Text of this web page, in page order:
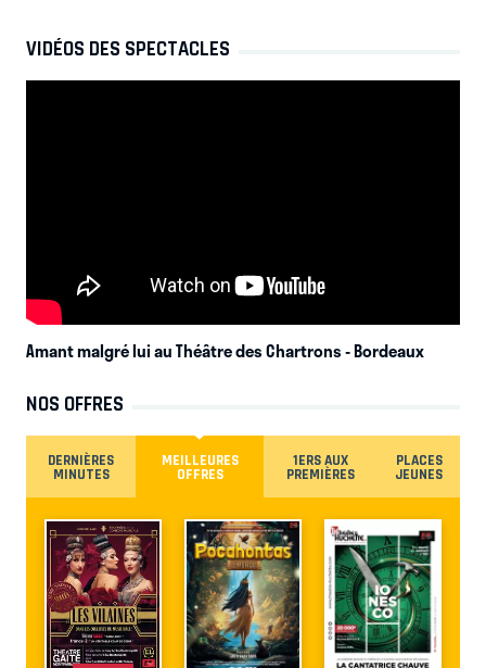
VIDÉOS DES SPECTACLES
Amant malgré lui au Théâtre des Chartrons- Bordeaux
NOS OFFRES
DERNIÈRES
MINUTES
MEILLEURES
OFFRES
1ERS AUX
PREMIÈRES
PLACES
JEUNES